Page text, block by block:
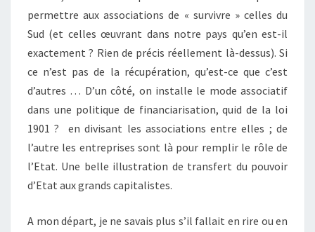
permettre aux associations de « survivre » celles du
Sud (et celles œuvrant dans notre pays qu’en est-il
exactement ? Rien de précis réellement là-dessus). Si
ce n’est pas de la récupération, qu’est-ce que c’est
d’autres … D’un côté, on installe le mode associatif
dans une politique de financiarisation, quid de la loi
1901 ? en divisant les associations entre elles ; de
l’autre les entreprises sont là pour remplir le rôle de
l’Etat. Une belle illustration de transfert du pouvoir
d’Etat aux grands capitalistes.
A mon départ, je ne savais plus s’il fallait en rire ou en